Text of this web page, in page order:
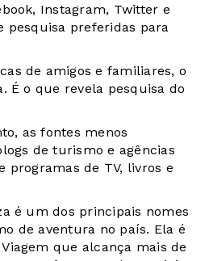
Instagram, Twitter e
pesquisa preferidas para
de amigos e familiares, o
É o que revela pesquisa do
as fontes menos
de turismo e agências
programas de TV, livros e
é um dos principais nomes
de aventura no país. Ela é
que alcança mais de